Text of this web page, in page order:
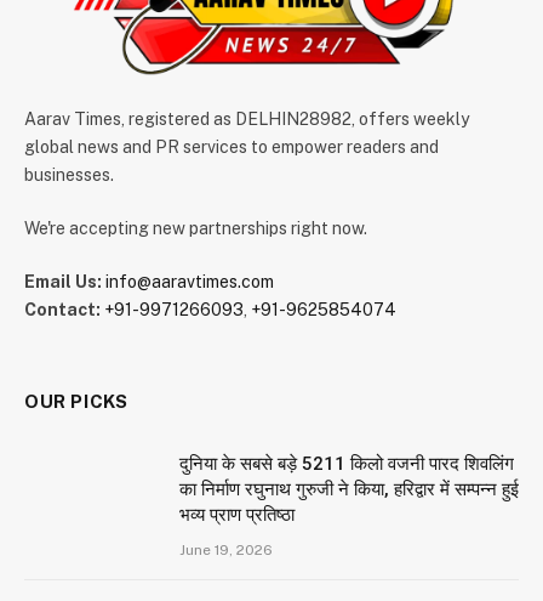
Aarav Times, registered as DELHIN28982, offers weekly
global news and PR services to empower readers and
businesses.
We're accepting new partnerships right now.
Email Us: info@aaravtimes.com
Contact: +91-9971266093 +91-9625854074
OUR PICKS
दुनिया के सबसे बड़े 5211 किलो वजनी पारद शिवलिंग
का निर्माण रघुनाथ गुरुजी ने किया, हरिद्वार में सम्पन्न हुई
भव्य प्राण प्रतिष्ठा
June 19, 2026